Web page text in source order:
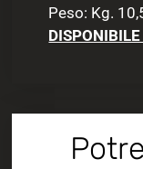
Peso: Kg.